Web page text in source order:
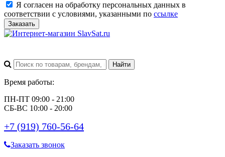
Я согласен на обработку персональных данных в
соответствии с условиями, указанными по ссылке
Заказать
Время работы:
ПН-ПТ 09:00 - 21:00
СБ-ВС 10:00 - 20:00
+7 (919) 760-56-64
Заказать звонок